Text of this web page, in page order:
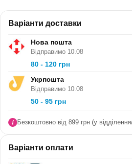
СЕРІЯ:
В ПАЧЦІ (ШТ):
Варіанти доставки
Нова пошта
Відправимо 10.08
80 - 120 грн
Укрпошта
Відправимо 10.08
50 - 95 грн
Безкоштовно від 899 грн (у
Варіанти оплати